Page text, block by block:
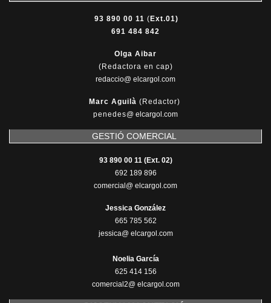
93 890 00 11 ( Ext.01)
691 484 842
Olga Aibar
(Redactora en cap)
redaccio@ elcargol.com
Marc Aguilà (Redactor)
penedes@ elcargol.com
GESTIÓ COMERCIAL
93 890 00 11 (Ext. 02)
692 189 896
comercial@ elcargol.com
Jessica González
665 785 562
jessica@ elcargol.com
Noelia García
625 414 156
comercial2@ elcargol.com